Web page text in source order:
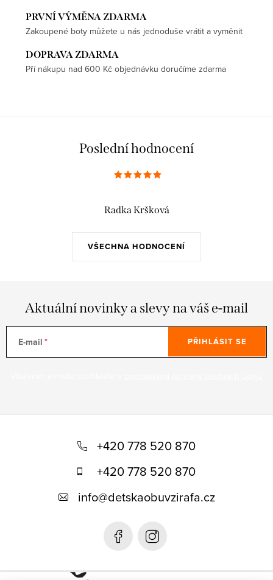
PRVNÍ VÝMĚNA ZDARMA
Zakoupené boty můžete u nás jednoduše vrátit a vyměnit
DOPRAVA ZDARMA
Pří nákupu nad 600 Kč objednávku doručíme zdarma
Poslední hodnocení
VŠECHNA HODNOCENÍ
Radka Kršková
Aktuální novinky a slevy na váš e-mail
E-mail PŘIHLÁSIT SE
+420 778 520 870
+420 778 520 870
info@detskaobuvzirafa.cz